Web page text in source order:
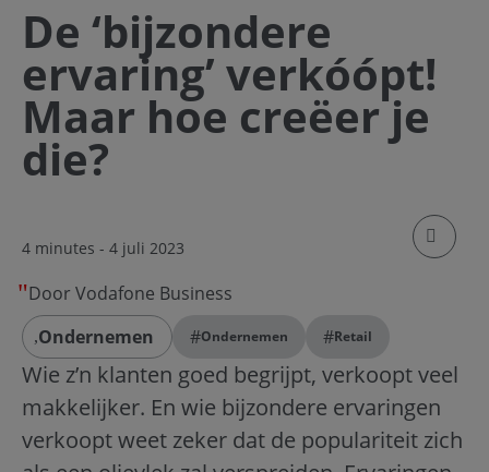
De ‘bijzondere
ervaring’ verkóópt!
Maar hoe creëer je
die?
4 minutes - 4 juli 2023
klik om
Door Vodafone Business
Ondernemen
#Ondernemen #Retail
Wie z’n klanten goed begrijpt, verkoopt veel
makkelijker. En wie bijzondere ervaringen
verkoopt weet zeker dat de populariteit zich